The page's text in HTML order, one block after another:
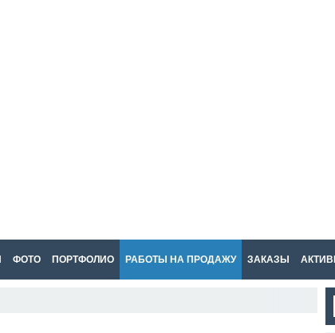
ФОТО ПОРТФОЛИО РАБОТЫ НА ПРОДАЖУ ЗАКАЗЫ